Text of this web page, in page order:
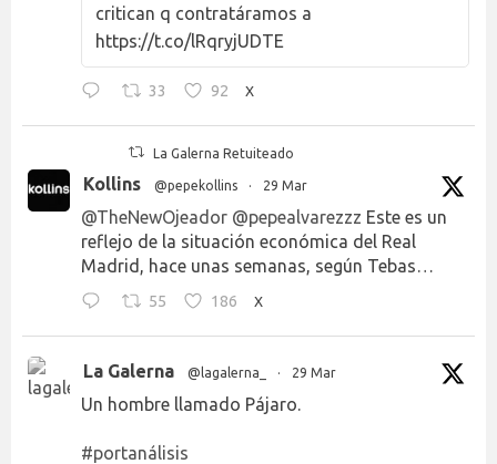
critican q contratáramos a
https://t.co/lRqryjUDTE
33 92 X
La Galerna Retuiteado
Kollins @pepekollins · 29 Mar
@TheNewOjeador @pepealvarezzz Este es un
reflejo de la situación económica del Real
Madrid, hace unas semanas, según Tebas…
55 186 X
La Galerna @lagalerna_ · 29 Mar
Un hombre llamado Pájaro.
#portanálisis